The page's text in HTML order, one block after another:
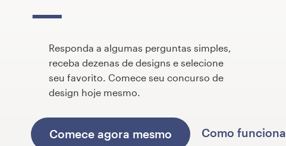
Responda a algumas perguntas simples,
receba dezenas de designs e selecione
seu favorito. Comece seu concurso de
design hoje mesmo.
Comece agora mesmo Como funciona
design
Concursos de designs
Projetos 1-para-1
Veja inspirações